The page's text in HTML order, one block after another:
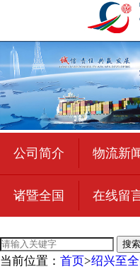
公司简介 物流新
诸暨全国 在线留
搜索
当前位置： 首页>绍兴至全